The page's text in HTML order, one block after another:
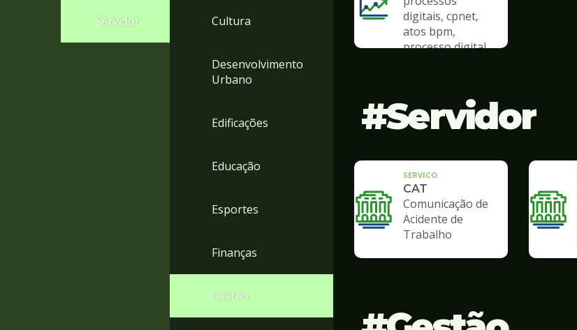
Servidor Cultura
Desenvolvimento
Urbano
Edificações
Educação
Esportes
Finanças
Gestão
digitais, cpnet,
atos bpm,
processo digital
Servidor
SERVICO
CAT
Comunicação de
Acidente de
Trabalho